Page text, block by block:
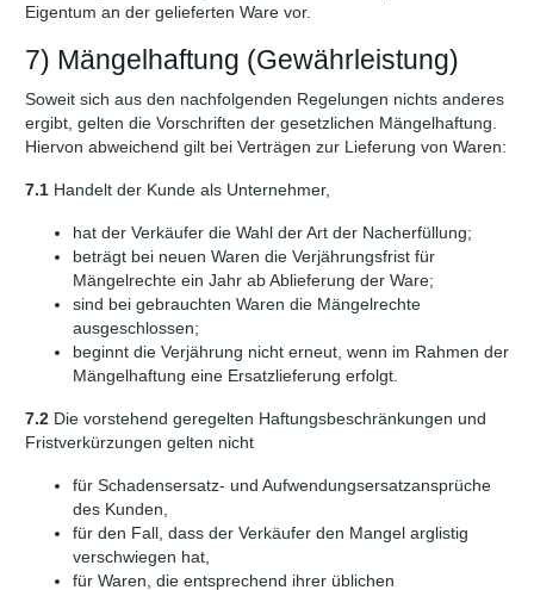
Eigentum an der gelieferten Ware vor.
7) Mängelhaftung (Gewährleistung)
Soweit sich aus den nachfolgenden Regelungen nichts anderes
ergibt, gelten die Vorschriften der gesetzlichen Mängelhaftung.
Hiervon abweichend gilt bei Verträgen zur Lieferung von Waren:
7.1 Handelt der Kunde als Unternehmer,
hat der Verkäufer die Wahl der Art der Nacherfüllung;
beträgt bei neuen Waren die Verjährungsfrist für
Mängelrechte ein Jahr ab Ablieferung der Ware;
sind bei gebrauchten Waren die Mängelrechte
ausgeschlossen;
beginnt die Verjährung nicht erneut, wenn im Rahmen der
Mängelhaftung eine Ersatzlieferung erfolgt.
7.2 Die vorstehend geregelten Haftungsbeschränkungen und
Fristverkürzungen gelten nicht
für Schadensersatz- und Aufwendungsersatzansprüche
des Kunden,
für den Fall, dass der Verkäufer den Mangel arglistig
verschwiegen hat,
für Waren, die entsprechend ihrer üblichen